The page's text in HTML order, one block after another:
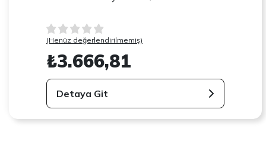
(Henüz değerlendirilmemiş)
₺3.666,81
Detaya Git